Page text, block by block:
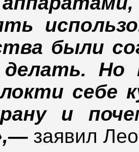
были
Но
себе
и
заявил